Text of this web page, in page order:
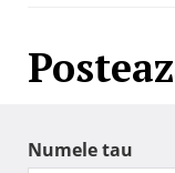
Numele tau